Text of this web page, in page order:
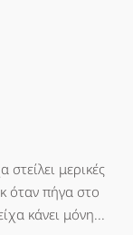
στείλει μερικές
όταν πήγα στο
κάνει μόνη...